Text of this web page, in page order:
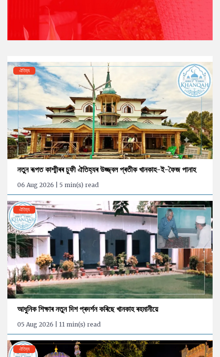
ঐতিহ্য
নতুন ৰূপত কাশ্মীৰৰ চুফী ঐতিহ্যৰ উজ্জ্বল প্ৰতীক খানকাহ-ই-ফৈজ পানাহ
06 Aug 2026 | 5 min(s) read
ঐতিহ্য
আধুনিক শিক্ষাৰ নতুন দিশ প্ৰদৰ্শন কৰিছে খানকাহ ৰহমানীয়ে
05 Aug 2026 | 11 min(s) read
ঐতিহ্য